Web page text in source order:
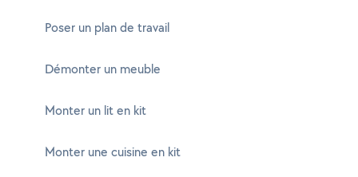
Poser un plan de travail
Démonter un meuble
Monter un lit en kit
Monter une cuisine en kit